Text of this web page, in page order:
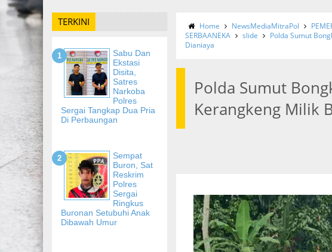
TERKINI
Sabu Dan
Ekstasi
Disita,
Satres
Narkoba
Polres
Sergai Tangkap Dua Pria
Di Perbaungan
Sempat
Buron, Sat
Reskrim
Polres
Sergai
Ringkus
Buronan Setubuhi Anak
Dibawah Umur
Home NewsMediaMitraPol
SERBAANEKA
slide
Polda Sumut
Dianiaya
Polda Sumut
Kerangkeng Milik